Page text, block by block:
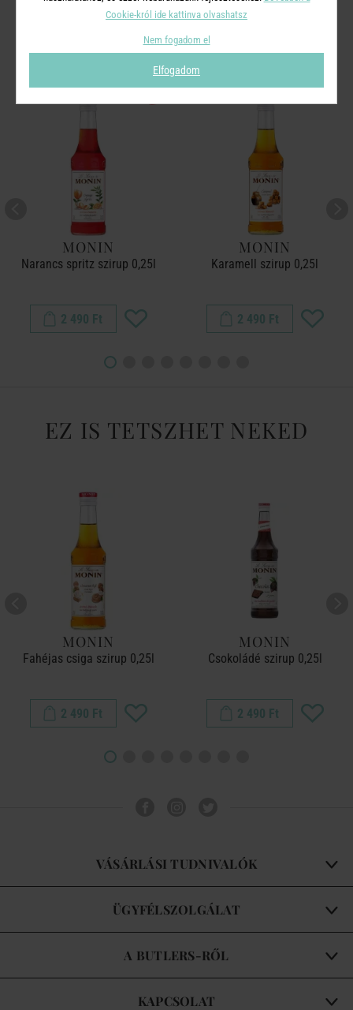
A TERMÉKCSALÁD TOVÁBBI
TERMÉKEI
MONIN
Narancs spritz szirup 0,25l
2 490 Ft
MONIN
Karamell szirup 0,25l
2 490 Ft
EZ IS TETSZHET NEKED
MONIN
Fahéjas csiga szirup 0,25l
2 490 Ft
MONIN
Csokoládé szirup 0,25l
2 490 Ft
VÁSÁRLÁSI TUDNIVALÓK
ÜGYFÉLSZOLGÁLAT
A BUTLERS-RŐL
KAPCSOLAT
Cookie-król ide kattinva olvashatsz
Nem fogadom el
Elfogadom